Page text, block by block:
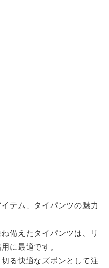
テム、タイパンツの魅力
備えたタイパンツは、リ
に最適です。
る快適なズボンとして注